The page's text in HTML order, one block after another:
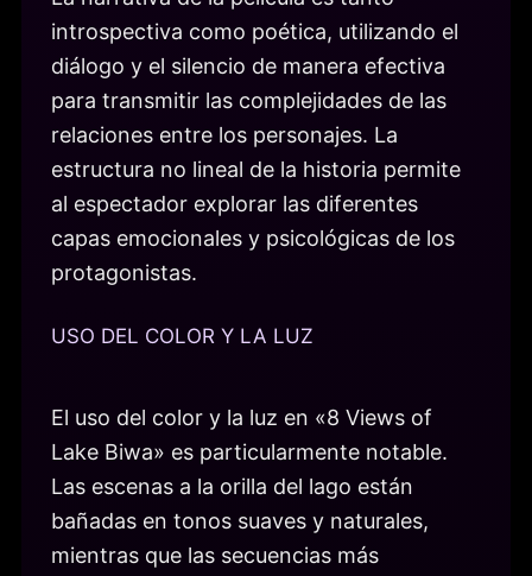
introspectiva como poética, utilizando el
diálogo y el silencio de manera efectiva
para transmitir las complejidades de las
relaciones entre los personajes. La
estructura no lineal de la historia permite
al espectador explorar las diferentes
capas emocionales y psicológicas de los
protagonistas.
USO DEL COLOR Y LA LUZ
El uso del color y la luz en «8 Views of
Lake Biwa» es particularmente notable.
Las escenas a la orilla del lago están
bañadas en tonos suaves y naturales,
mientras que las secuencias más